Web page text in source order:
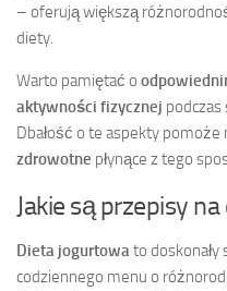
– oferują większą
diety.
Warto pamiętać o
aktywności fizycznej
Dbałość o te aspekty
zdrowotne płynące z tego
Jakie są przepisy
Dieta jogurtowa to doskonały
codziennego menu o